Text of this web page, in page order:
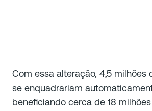
Com essa alteração, 4,5 milhões
se enquadrariam
beneficiando cerca de 18